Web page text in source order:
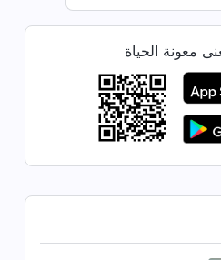
اليومية: الدخول إلى
450
451
اليومية: الدخول إلى
معونة الحياة